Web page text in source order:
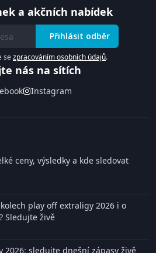
a akčních nabídek
Přihlásit odběr
sezpracováním osobních údajů.
nás na sítích
Instagram
ceny, výsledky a kde sledovat
play off extraligy 2026 i o
Sledujte živě
2026: sledujte dnešní zápasy živě